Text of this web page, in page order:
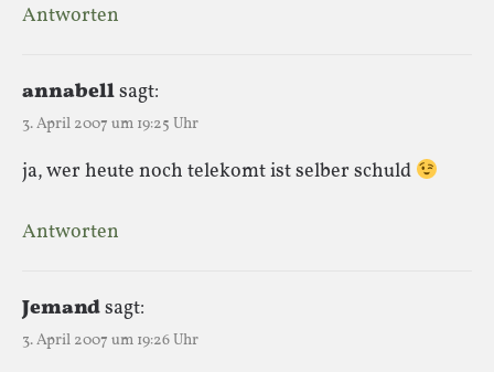
Antworten
annabellsagt:
3. April 2007 um 19:25 Uhr
ja, wer heute noch telekomt ist selber schuld
Antworten
Jemandsagt:
3. April 2007 um 19:26 Uhr